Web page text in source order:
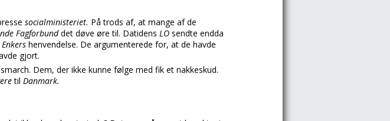
socialministeriet. På trods af, at mange af de
Fagforbunddet døve øre til. Datidens LO sendte endda
henvendelse. De argumenterede for, at de havde
gjort.
Dem, der ikke kunne følge med fik et nakkeskud.
til Danmark.